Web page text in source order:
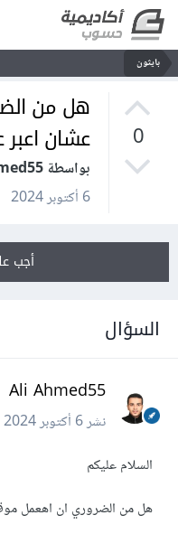
بايثون
0
هل من
عشان اعبر
بواسطة Ali Ahmed55
6 أكتوبر 2024
أجب
السؤال
Ali Ahmed55
نشر6 أكتوبر 2024
السلام عليكم
هل من الضروري ان اهعمل